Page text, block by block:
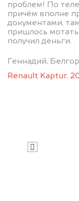
проблем! По
причём вполне
документами,
пришлось
получил деньги.
Геннадий,
Renault Kaptur,
Мы
рассчитаем